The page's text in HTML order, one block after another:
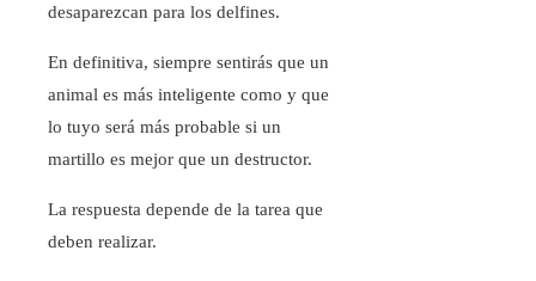
desaparezcan para los delfines.
En definitiva, siempre sentirás que un
animal es más inteligente como y que
lo tuyo será más probable si un
martillo es mejor que un destructor.
La respuesta depende de la tarea que
deben realizar.